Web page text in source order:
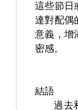
這些節日
達對配偶
意義，增
密感。
結語
過去